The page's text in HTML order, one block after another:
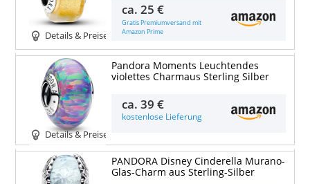
Details & Preise
ca.25 €
Gratis Premiumversand mit
Amazon Prime
Details & Preise
Pandora Moments Leuchtendes
violettes Charmaus Sterling Silber
ca.39 €
kostenlose Lieferung
PANDORA Disney Cinderella Murano-
Glas-Charm aus Sterling-Silber